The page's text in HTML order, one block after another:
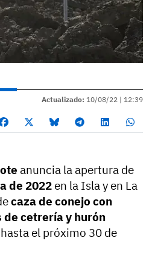
Actualizado: 10/08/22 | 12:39
anuncia la apertura de
de 2022 en la Isla y en La
caza de conejo con
de cetrería y hurón
el próximo 30 de